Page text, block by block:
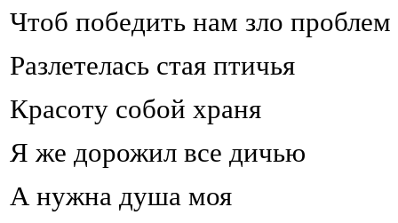
Чтоб победить нам зло проблем
Разлетелась стая птичья
Красоту собой храня
Я же дорожил все дичью
А нужна душа моя